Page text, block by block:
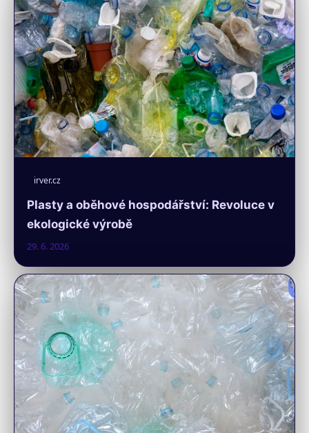
irver.cz
Plasty a oběhové hospodářství: Revoluce v
ekologické výrobě
29. 6. 2026